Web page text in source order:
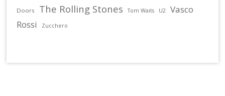
Doors
The Rolling Stones Tom Waits U2
Vasco
Rossi
Zucchero